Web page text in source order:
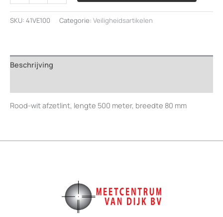
wit
afzetlint,
lengte
breedte
80
aantal
SKU: 41VE100 Categorie: Veiligheidsartikelen
Beschrijving
Rood-wit afzetlint, lengte 500 meter, breedte 80 mm